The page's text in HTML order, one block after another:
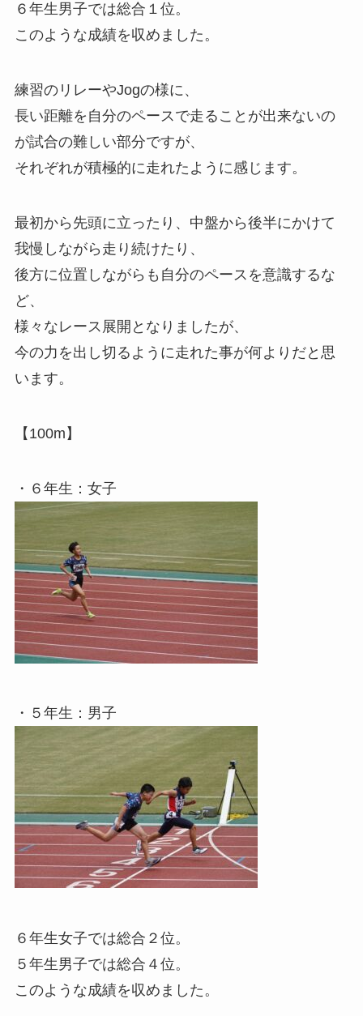
６年生男子では総合１位。
このような成績を収めました。
練習のリレーやJogの様に、
長い距離を自分のペースで走ることが出来ないの
が試合の難しい部分ですが、
それぞれが積極的に走れたように感じます。
最初から先頭に立ったり、中盤から後半にかけて
我慢しながら走り続けたり、
後方に位置しながらも自分のペースを意識するな
ど、
様々なレース展開となりましたが、
今の力を出し切るように走れた事が何よりだと思
います。
【100m】
・６年生：女子
・５年生：男子
６年生女子では総合２位。
５年生男子では総合４位。
このような成績を収めました。